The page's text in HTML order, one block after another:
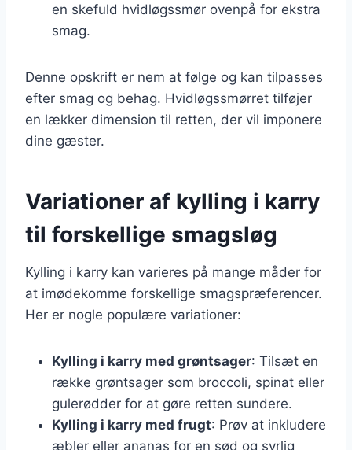
en skefuld hvidløgssmør ovenpå for ekstra
smag.
Denne opskrift er nem at følge og kan tilpasses
efter smag og behag. Hvidløgssmørret tilføjer
en lækker dimension til retten, der vil imponere
dine gæster.
Variationer af kylling i karry
til forskellige smagsløg
Kylling i karry kan varieres på mange måder for
at imødekomme forskellige smagspræferencer.
Her er nogle populære variationer:
Kylling i karry med grøntsager: Tilsæt en
række grøntsager som broccoli, spinat eller
gulerødder for at gøre retten sundere.
Kylling i karry med frugt: Prøv at inkludere
æbler eller ananas for en sød og syrlig